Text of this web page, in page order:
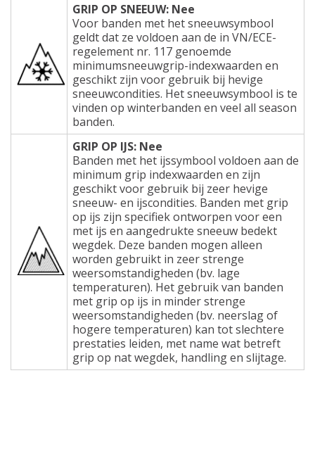
GRIP OP SNEEUW: Nee
Voor banden met het sneeuwsymbool
geldt dat ze voldoen aan de in VN/ECE-
regelement nr. 117 genoemde
minimumsneeuwgrip-indexwaarden en
geschikt zijn voor gebruik bij hevige
sneeuwcondities. Het sneeuwsymbool is te
vinden op winterbanden en veel all season
banden.
GRIP OP IJS: Nee
Banden met het ijssymbool voldoen aan de
minimum grip indexwaarden en zijn
geschikt voor gebruik bij zeer hevige
sneeuw- en ijscondities. Banden met grip
op ijs zijn specifiek ontworpen voor een
met ijs en aangedrukte sneeuw bedekt
wegdek. Deze banden mogen alleen
worden gebruikt in zeer strenge
weersomstandigheden (bv. lage
temperaturen). Het gebruik van banden
met grip op ijs in minder strenge
weersomstandigheden (bv. neerslag of
hogere temperaturen) kan tot slechtere
prestaties leiden, met name wat betreft
grip op nat wegdek, handling en slijtage.